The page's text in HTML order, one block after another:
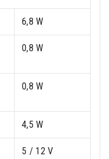
6,8 W
0,8 W
0,8 W
4,5 W
5 / 12 V